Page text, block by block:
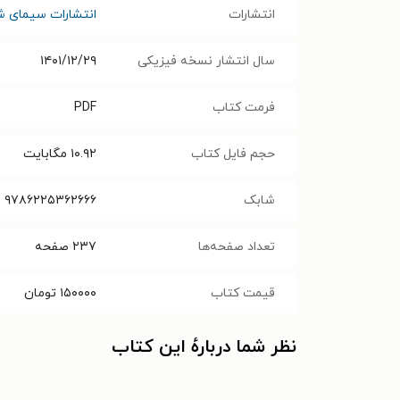
انتشارات انتشارات سیمای
سال انتشار نسخه فیزیکی ۱۴۰۱/۱۲/۲۹
فرمت کتاب PDF
حجم فایل کتاب ۱۰.۹۲ مگابایت
شابک ۹۷۸۶۲۲۵۳۶۲۶۶۶
تعداد صفحه‌ها ۲۳۷ صفحه
قیمت کتاب ۱۵۰۰۰۰ تومان
نظر شما دربارهٔ این کتاب